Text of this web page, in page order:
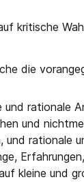
kritische
die
und
rationale
kleine und